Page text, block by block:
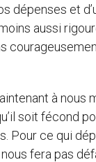
dépenses et
aussi
à nous
soit fécond
Pour ce qui
fera pas